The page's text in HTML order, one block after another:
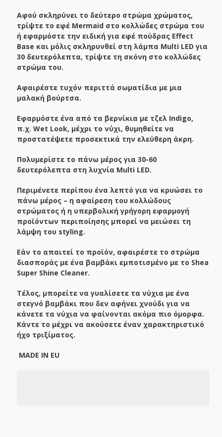
Αφού σκληρύνει το δεύτερο στρώμα χρώματος,
τρίψτε το εφέ Mermaid στο κολλώδες στρώμα του
ή εφαρμόστε την ειδική για εφέ πούδρας Effect
Base και μόλις σκληρυνθεί στη λάμπα Multi LED για
30 δευτερόλεπτα, τρίψτε τη σκόνη στο κολλώδες
στρώμα του.
Αφαιρέστε τυχόν περιττά σωματίδια με μια
μαλακή βούρτσα.
Εφαρμόστε ένα από τα βερνίκια με τζελ Indigo,
π.χ. Wet Look, μέχρι το νύχι, θυμηθείτε να
προστατέψετε προσεκτικά την ελεύθερη άκρη.
Πολυμερίστε το πάνω μέρος για 30-60
δευτερόλεπτα στη λυχνία Multi LED.
Περιμένετε περίπου ένα λεπτό για να κρυώσει το
πάνω μέρος – η αφαίρεση του κολλώδους
στρώματος ή η υπερβολική γρήγορη εφαρμογή
προϊόντων περιποίησης μπορεί να μειώσει τη
λάμψη του styling.
Εάν το απαιτεί το προϊόν, αφαιρέστε το στρώμα
διασποράς με ένα βαμβάκι εμποτισμένο με το Shea
Super Shine Cleaner.
Τέλος, μπορείτε να γυαλίσετε τα νύχια με ένα
στεγνό βαμβάκι που δεν αφήνει χνούδι για να
κάνετε τα νύχια να φαίνονται ακόμα πιο όμορφα.
Κάντε το μέχρι να ακούσετε έναν χαρακτηριστικό
ήχο τριξίματος.
MADE IN EU